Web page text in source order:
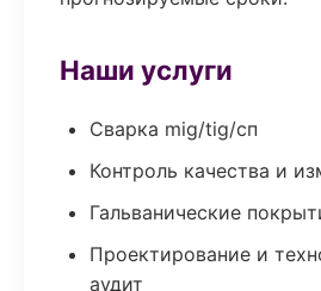
Наши услуги
Сварка mig/tig/сп
Контроль качества и
Гальванические
Проектирование и
аудит